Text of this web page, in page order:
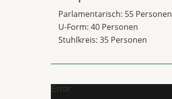
Parlamentarisch: 55 Personen
U-Form: 40 Personen
Stuhlkreis: 35 Personen
Error